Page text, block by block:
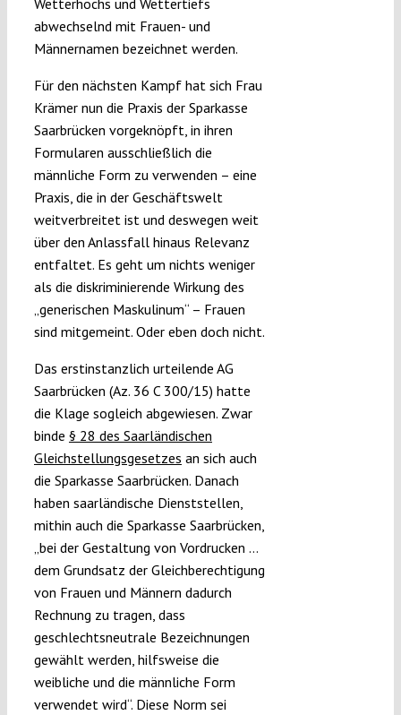
Wetterhochs und Wettertiefs
abwechselnd mit Frauen- und
Männernamen bezeichnet werden.
Für den nächsten Kampf hat sich Frau
Krämer nun die Praxis der Sparkasse
Saarbrücken vorgeknöpft, in ihren
Formularen ausschließlich die
männliche Form zu verwenden – eine
Praxis, die in der Geschäftswelt
weitverbreitet ist und deswegen weit
über den Anlassfall hinaus Relevanz
entfaltet. Es geht um nichts weniger
als die diskriminierende Wirkung des
„generischen Maskulinum“ – Frauen
sind mitgemeint. Oder eben doch nicht.
Das erstinstanzlich urteilende AG
Saarbrücken (Az. 36 C 300/15) hatte
die Klage sogleich abgewiesen. Zwar
binde § 28 des Saarländischen
Gleichstellungsgesetzes an sich auch
die Sparkasse Saarbrücken. Danach
haben saarländische Dienststellen,
mithin auch die Sparkasse Saarbrücken,
„bei der Gestaltung von Vordrucken …
dem Grundsatz der Gleichberechtigung
von Frauen und Männern dadurch
Rechnung zu tragen, dass
geschlechtsneutrale Bezeichnungen
gewählt werden, hilfsweise die
weibliche und die männliche Form
verwendet wird“. Diese Norm sei